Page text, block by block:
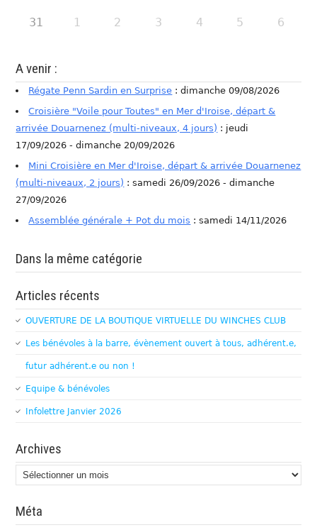
31 1 2 3 4 5 6
A venir :
Régate Penn Sardin en Surprise : dimanche 09/08/2026
Croisière "Voile pour Toutes" en Mer d'Iroise, départ &
arrivée Douarnenez (multi-niveaux, 4 jours) : jeudi
17/09/2026 - dimanche 20/09/2026
Mini Croisière en Mer d'Iroise, départ & arrivée Douarnenez
(multi-niveaux, 2 jours) : samedi 26/09/2026 - dimanche
27/09/2026
Assemblée générale + Pot du mois : samedi 14/11/2026
Dans la même catégorie
Articles récents
OUVERTURE DE LA BOUTIQUE VIRTUELLE DU WINCHES CLUB
Les bénévoles à la barre, évènement ouvert à tous, adhérent.e,
futur adhérent.e ou non !
Equipe & bénévoles
Infolettre Janvier 2026
Archives
Archives
Méta